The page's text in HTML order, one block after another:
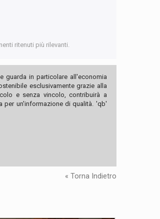
ritenuti più rilevanti.
guarda in particolare all'economia
esclusivamente grazie alla
e senza vincolo, contribuirà a
per un'informazione di qualità. 'qb'
« Torna Indietro